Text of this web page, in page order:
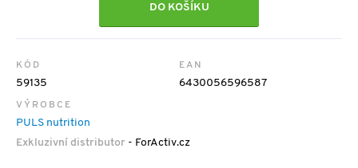
DO KOŠÍKU
KÓD
59135
EAN
6430056596587
VÝROBCE
PULS nutrition
Exkluzivní distributor - ForActiv.cz